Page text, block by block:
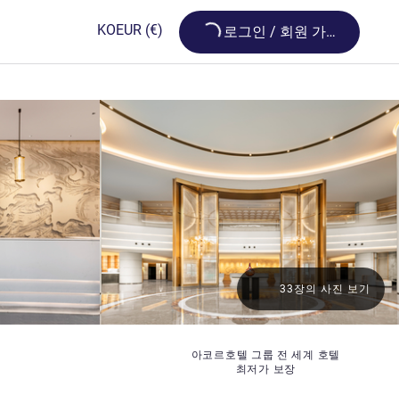
KOEUR (€) Loading...
로그인 / 회원 가입
아코르호텔 그룹 전 세계 호텔
최저가 보장
33장의 사진 보기